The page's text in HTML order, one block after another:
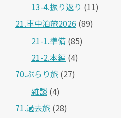
13-4.振り返り (11)
21.車中泊旅2026 (89)
21-1.準備 (85)
21-2.本編 (4)
70.ぶらり旅 (27)
雑談 (4)
71.過去旅 (28)